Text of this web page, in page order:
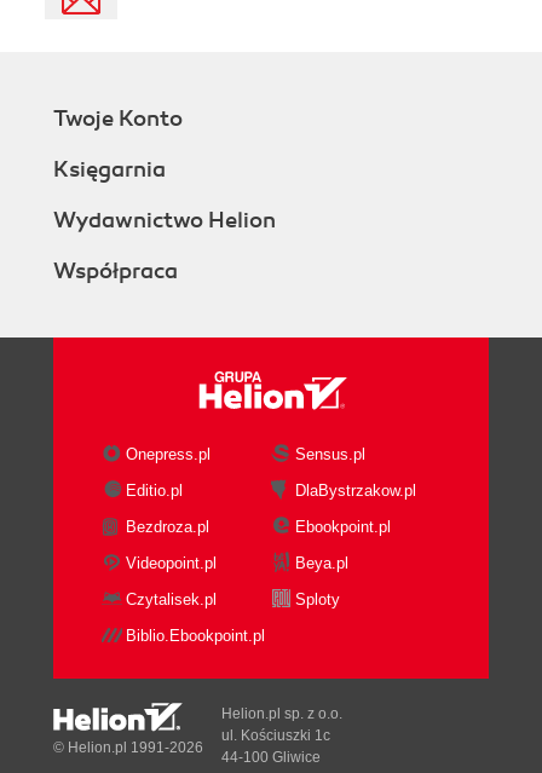
Twoje Konto
Księgarnia
Wydawnictwo Helion
Współpraca
Onepress.pl
Sensus.pl
Editio.pl
DlaBystrzakow.pl
Bezdroza.pl
Ebookpoint.pl
Videopoint.pl
Beya.pl
Czytalisek.pl
Sploty
Biblio.Ebookpoint.pl
© Helion.pl 1991-2026
Helion.pl sp. z o.o.
ul. Kościuszki 1c
44-100 Gliwice